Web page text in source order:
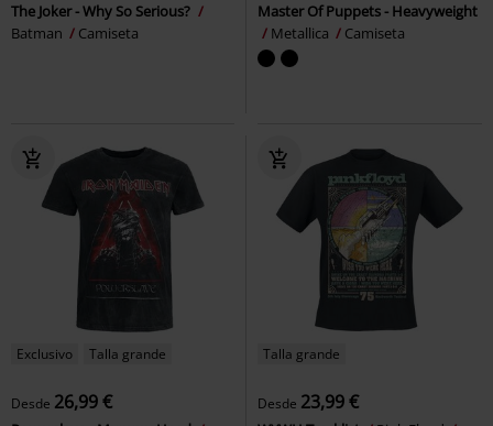
The Joker - Why So Serious?
Batman
Camiseta
Master Of Puppets - Heavyweight
Metallica
Camiseta
Exclusivo Talla grande
Desde 26,99 €
Talla grande
Desde 23,99 €